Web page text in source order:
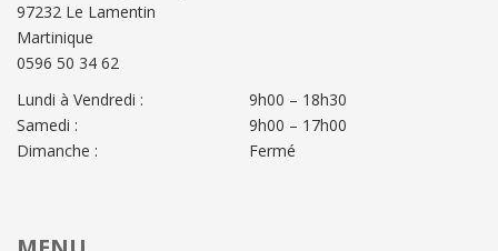
97232 Le Lamentin
Martinique
0596 50 34 62
Lundi à Vendredi :
Samedi :
Dimanche :
9h00 – 18h30
9h00 – 17h00
Fermé